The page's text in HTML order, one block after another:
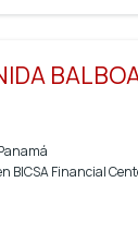
Financial